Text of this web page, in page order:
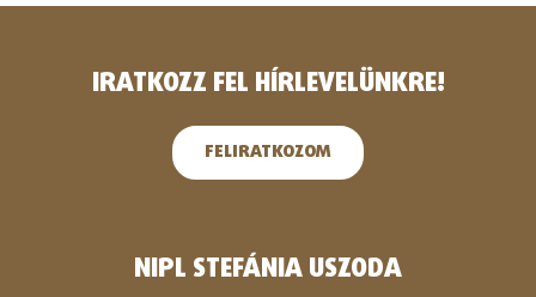
IRATKOZZ FEL HÍRLEVELÜNKRE!
FELIRATKOZOM
NIPL STEFÁNIA USZODA